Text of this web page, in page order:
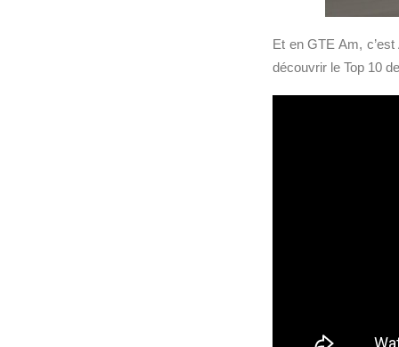
Et en GTE Am,
découvrir le Top 10